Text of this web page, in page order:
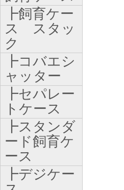
┣飼育ケー
ス スタッ
ク
┣コバエシ
ャッター
┣セパレー
トケース
┣スタンダ
ード飼育ケ
ース
┣デジケー